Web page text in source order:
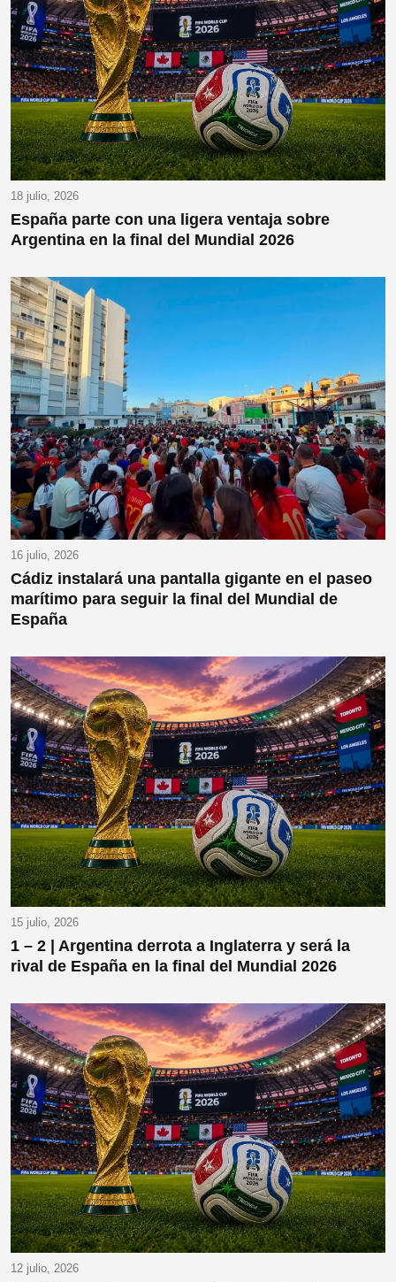
18 julio, 2026
España parte con una ligera ventaja sobre
Argentina en la final del Mundial 2026
16 julio, 2026
Cádiz instalará una pantalla gigante en el paseo
marítimo para seguir la final del Mundial de
España
15 julio, 2026
1 – 2 | Argentina derrota a Inglaterra y será la
rival de España en la final del Mundial 2026
12 julio, 2026